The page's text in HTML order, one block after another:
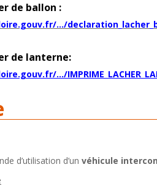
de ballon :
…/
de lanterne:
…/
d’utilisation d’un véhicule